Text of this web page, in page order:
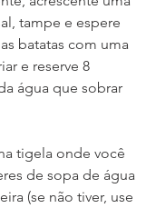
tampe e espere
batatas com uma
e reserve 8
água que sobrar
tigela onde você
de sopa de água
(se não tiver, use